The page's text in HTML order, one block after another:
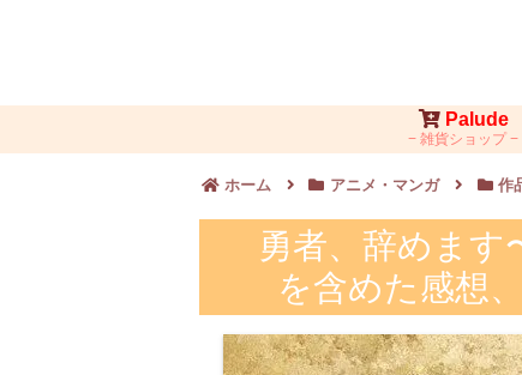
Palude
雑貨ショップ
ホーム アニメ・マンガ 作
勇者、辞めます
を含めた感想